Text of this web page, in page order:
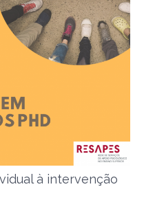
à intervenção